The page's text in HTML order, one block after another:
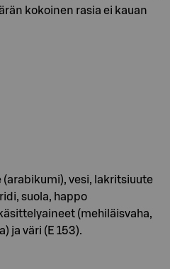
kokoinen rasia ei kauan
(arabikumi), vesi, lakritsiuute
suola, happo
(mehiläisvaha,
ja väri (E 153).